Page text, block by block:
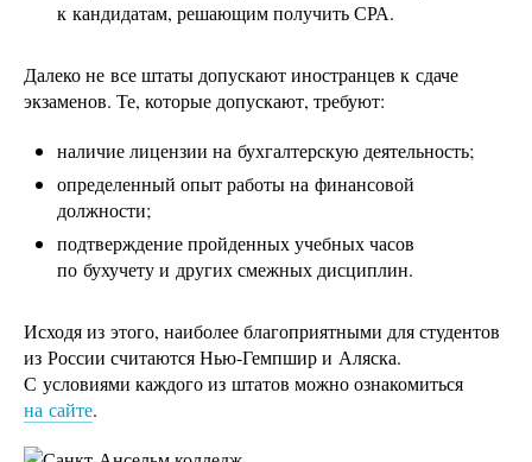
к кандидатам, решающим получить СРА.
Далеко не все штаты допускают иностранцев к сдаче
экзаменов. Те, которые допускают, требуют:
наличие лицензии на бухгалтерскую деятельность;
определенный опыт работы на финансовой
должности;
подтверждение пройденных учебных часов
по бухучету и других смежных дисциплин.
Исходя из этого, наиболее благоприятными для студентов
из России считаются Нью-Гемпшир и Аляска.
С условиями каждого из штатов можно ознакомиться
на сайте.